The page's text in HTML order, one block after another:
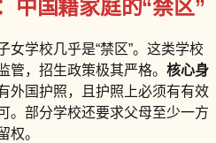
中国籍家庭的“禁区”
女学校几乎是“禁区”。这类学校
管，招生政策极其严格。 核心身
外国护照，且护照上必须有有效
。部分学校还要求父母至少一方
权。